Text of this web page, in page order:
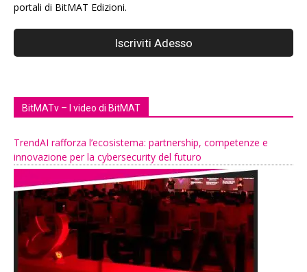
portali di BitMAT Edizioni.
BitMATv – I video di BitMAT
TrendAI rafforza l’ecosistema: partnership, competenze e
innovazione per la cybersecurity del futuro